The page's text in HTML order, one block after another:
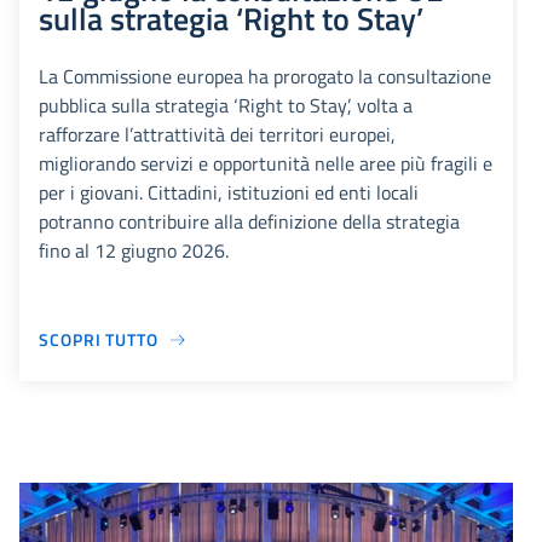
sulla strategia ‘Right to Stay’
La Commissione europea ha prorogato la consultazione
pubblica sulla strategia ‘Right to Stay’, volta a
rafforzare l’attrattività dei territori europei,
migliorando servizi e opportunità nelle aree più fragili e
per i giovani. Cittadini, istituzioni ed enti locali
potranno contribuire alla definizione della strategia
fino al 12 giugno 2026.
SCOPRI TUTTO